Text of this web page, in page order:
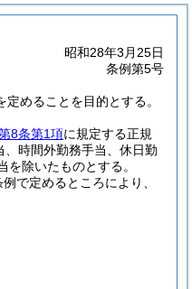
昭和28年3月25日
条例第5号
めることを目的とする。
8条第1項に規定する正規
時間外勤務手当、休日勤
除いたものとする。
で定めるところにより、